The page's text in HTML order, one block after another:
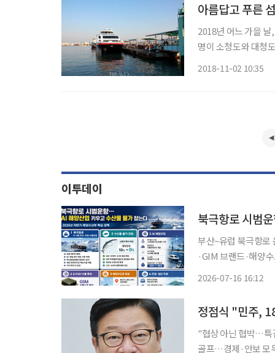
아름답고 푸른
2018년 어느 가을
명이 소청도와 대청
2018-11-02 10:35
이투데이
북극항로 시범
부산~유럽 북극항
·GIM 브랜드·해양수도권 육성까
2026-07-16 16:12
정점식 "민주,
"협상 아닌 협박…특
골프…경제·안보 모두 국민 불안 키워" 정점식